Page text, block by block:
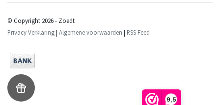
9,5
© Copyright 2026 - Zoedt
Privacy Verklaring| Algemene voorwaarden | RSS Feed